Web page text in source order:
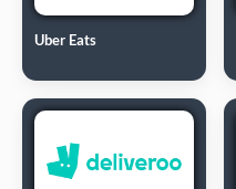
Uber Eats